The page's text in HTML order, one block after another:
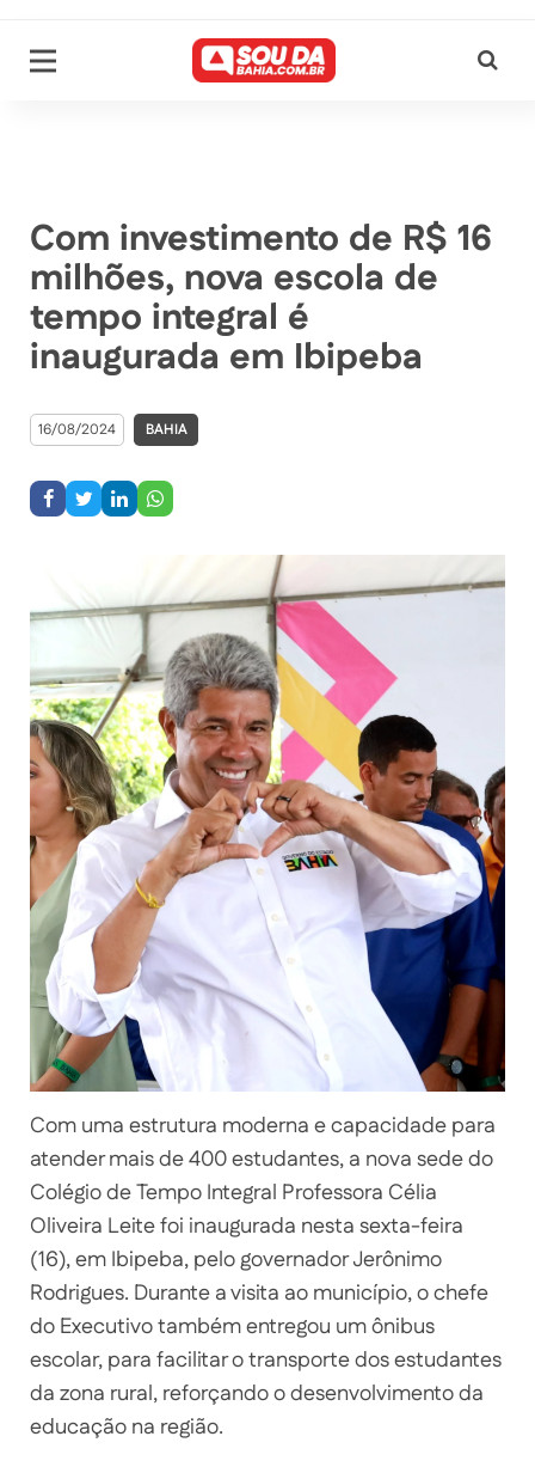
Com investimento de R$ 16
milhões, nova escola de
tempo integral é
inaugurada em Ibipeba
16/08/2024 BAHIA
Com uma estrutura moderna e capacidade para
atender mais de 400 estudantes, a nova sede do
Colégio de Tempo Integral Professora Célia
Oliveira Leite foi inaugurada nesta sexta-feira
(16), em Ibipeba, pelo governador Jerônimo
Rodrigues. Durante a visita ao município, o chefe
do Executivo também entregou um ônibus
escolar, para facilitar o transporte dos estudantes
da zona rural, reforçando o desenvolvimento da
educação na região.